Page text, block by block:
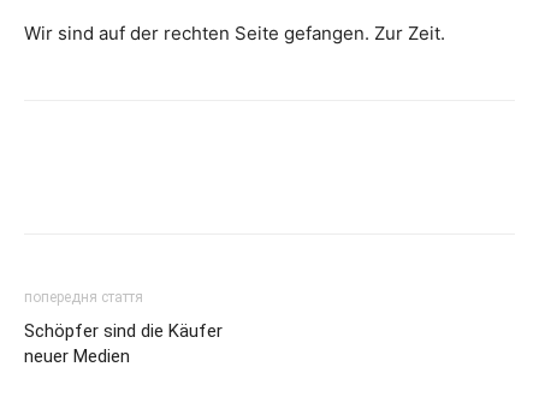
Wir sind auf der rechten Seite gefangen. Zur Zeit.
попередня стаття
Schöpfer sind die Käufer
neuer Medien